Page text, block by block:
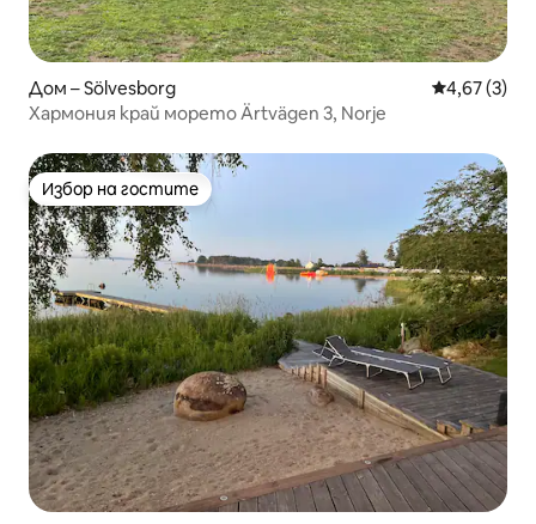
Дом – Sölvesborg Средна
4,67 (3)
Хармония край морето Ärtvägen 3, Norje
Избор на гостите
Избор на гостите